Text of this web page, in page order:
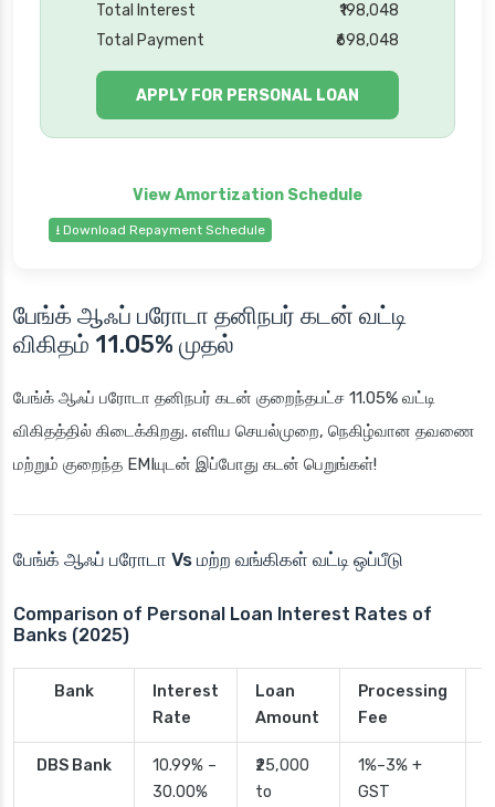
Total Interest
₹198,048
Total Payment
₹698,048
APPLY FOR PERSONAL LOAN
⭳ Download Repayment Schedule
பேங்க் ஆஃப் பரோடா தனிநபர் கடன் வட்டி
விகிதம் 11.05% முதல்
பேங்க் ஆஃப் பரோடா தனிநபர் கடன் குறைந்தபட்ச 11.05% வட்டி
விகிதத்தில் கிடைக்கிறது. எளிய செயல்முறை, நெகிழ்வான தவணை
மற்றும் குறைந்த EMIயுடன் இப்போது கடன் பெறுங்கள்!
பேங்க் ஆஃப் பரோடா Vs மற்ற வங்கிகள் வட்டி ஒப்பீடு
Comparison of Personal Loan Interest Rates of
Banks (2025)
Bank
Interest
Rate
Loan
Amount
Processing
Fee
DBS Bank
10.99% –
30.00%
₹25,000
to
1%–3% +
GST